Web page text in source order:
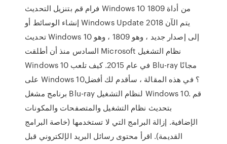
فرام قم بتنزيل التحديث Windows 10 1809 من أداة
إنشاء الوسائط أو Windows Update 2018 يتم الآن
تحديث Windows 10 إلى إصدار جديد ، وهو 1809 ، وهو
السادس منذ أن أطلقت Microsoft نظام التشغيل
Windows 10 في عام 2015. كيف تلعب Blu-ray مجانًا
على Windows 10؟ في هذه المقالة ، سأقدم لك أفضل
برنامج مشغل Blu-ray لنظام التشغيل Windows 10. قم
بتحديث نظام التشغيل والمتصفحات والمكونات
الإضافية. إزالة البرامج التي لا تستخدمها (خاصة البرامج
القديمة). اقرأ محتوى رسائل البريد الإلكتروني قبل